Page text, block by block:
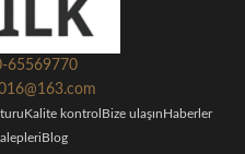
65569770
Kalite kontrol Bize ulaşınHaberler
Blog